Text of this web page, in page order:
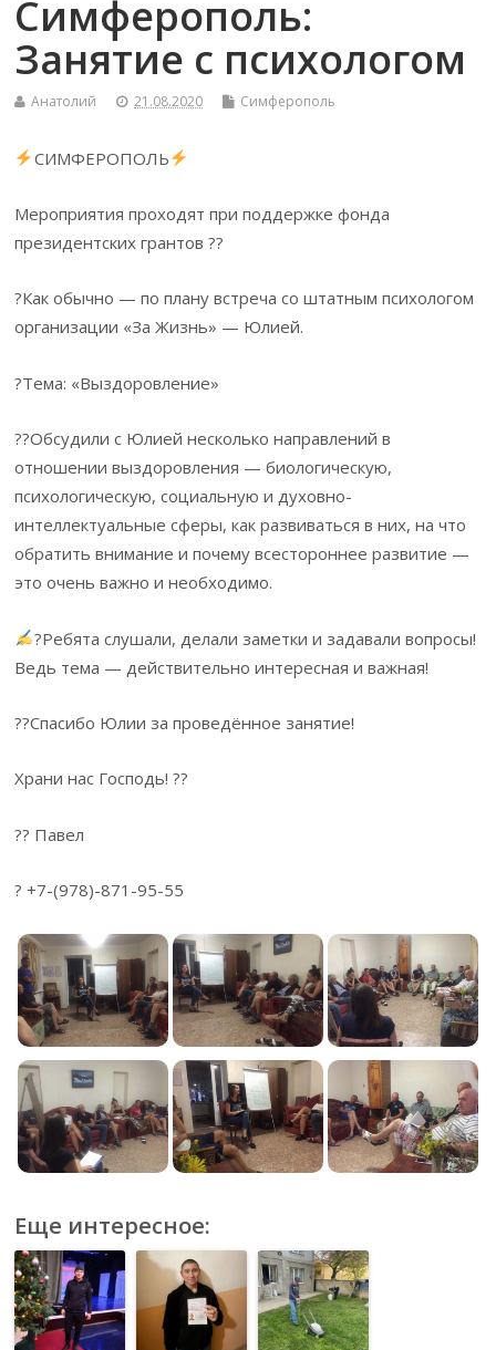
Симферополь:
Занятие с психологом
Анатолий 21.08.2020 Симферополь
СИМФЕРОПОЛЬ
Мероприятия проходят при поддержке фонда
президентских грантов ??
?Как обычно — по плану встреча со штатным психологом
организации «За Жизнь» — Юлией.
?Тема: «Выздоровление»
??Обсудили с Юлией несколько направлений в
отношении выздоровления — биологическую,
психологическую, социальную и духовно-
интеллектуальные сферы, как развиваться в них, на что
обратить внимание и почему всестороннее развитие —
это очень важно и необходимо.
?Ребята слушали, делали заметки и задавали вопросы!
Ведь тема — действительно интересная и важная!
??Спасибо Юлии за проведённое занятие!
Храни нас Господь! ??
?? Павел
? +7-(978)-871-95-55
Еще интересное: